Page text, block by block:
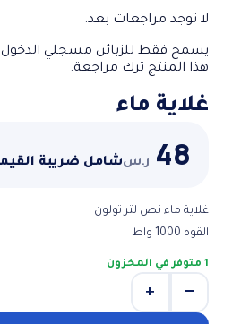
غلاية ماء
48 ر.سشامل ضريبة
غلاية ماء نص لتر تولون
القوه 1000 واط
1 متوفر في المخزون
غلاية
−
+
لا توجد مراجعات بعد.
يسمح فقط للزبائن مسجلي الدخول
هذا المنتج ترك مراجعة.